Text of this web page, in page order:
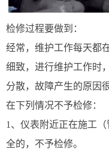
检修过程要做到：
经常，维护工作每天都
细致，进行维护工作时
分散，故障产生的原因
在下列情况不予检修：
1、仪表附近正在施工
全的，不予检修。